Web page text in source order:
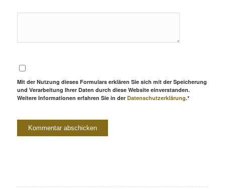
Mit der Nutzung dieses Formulars erklären Sie sich mit der Speicherung
und Verarbeitung Ihrer Daten durch diese Website einverstanden.
Weitere Informationen erfahren Sie in der Datenschutzerklärung.*